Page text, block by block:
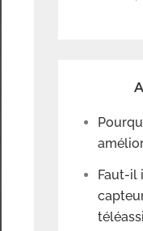
Faut-il